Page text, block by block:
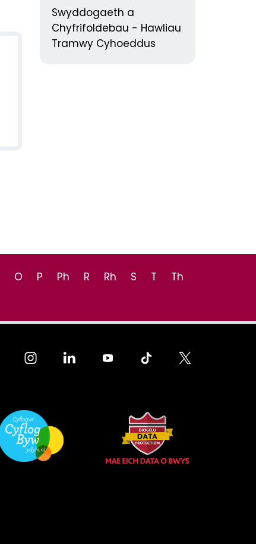
Swyddogaeth a
Chyfrifoldebau - Hawliau
Tramwy Cyhoeddus
O P Ph R Rh S T
Th